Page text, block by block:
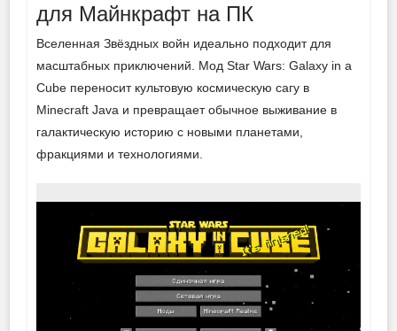
для Майнкрафт на ПК
Вселенная Звёздных войн идеально подходит для
масштабных приключений. Мод Star Wars: Galaxy in a
Cube переносит культовую космическую сагу в
Minecraft Java и превращает обычное выживание в
галактическую историю с новыми планетами,
фракциями и технологиями.